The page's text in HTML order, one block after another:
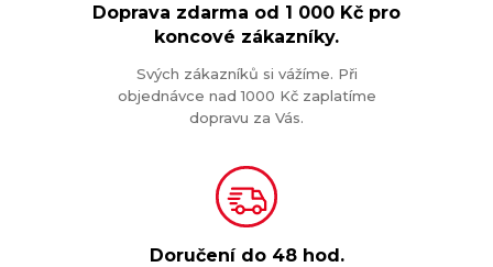
Doprava zdarma od 1 000 Kč pro
koncové zákazníky.
Svých zákazníků si vážíme. Při
objednávce nad 1000 Kč zaplatíme
dopravu za Vás.
Doručení do 48 hod.